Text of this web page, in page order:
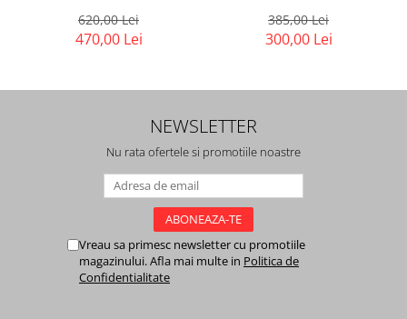
620,00 Lei
470,00 Lei
385,00 Lei
300,00 Lei
NEWSLETTER
Nu rata ofertele si promotiile noastre
Vreau sa primesc newsletter cu promotiile
magazinului. Afla mai multe in Politica de
Confidentialitate